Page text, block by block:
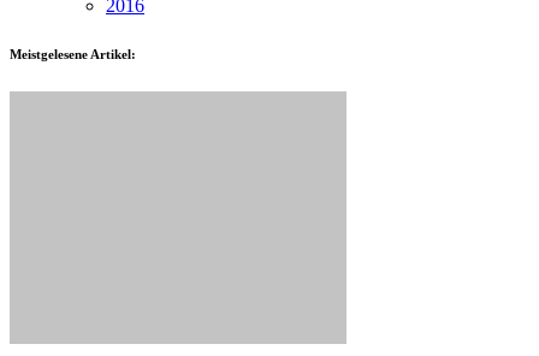
2016
Meistgelesene Artikel: